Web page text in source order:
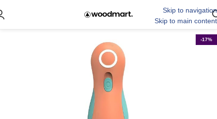
Skip to navigation
Skip to main content
-17%